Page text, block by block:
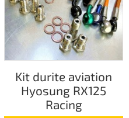
Kit durite aviation
Hyosung RX125
Racing